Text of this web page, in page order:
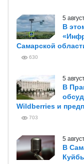
5
В
Самарской
630
5
В
Wildberries и
703
5
В